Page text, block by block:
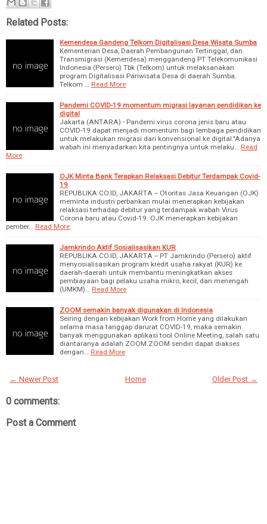
Related Posts:
Kemendesa Gandeng Telkom Digitalisasi Desa Wisata Sumba
Kementerian Desa, Daerah Pembangunan Tertinggal, dan
Transmigrasi (Kemendesa) menggandeng PT Telekomunikasi
Indonesia (Persero) Tbk (Telkom) untuk melaksanakan
program Digitalisasi Pariwisata Desa di daerah Sumba.
Telkom …
Read More
Pandemi COVID-19 momentum migrasi layanan pendidikan ke
digital
Jakarta (ANTARA) - Pandemi virus corona jenis baru atau
COVID-19 dapat menjadi momentum bagi lembaga pendidikan
untuk melakukan migrasi dari konvensional ke digital."Adanya
wabah ini menyadarkan kita pentingnya untuk melaku…
Read
More
OJK Minta Bank Terapkan Relaksasi Debitur Terdampak Covid-
19
REPUBLIKA.CO.ID, JAKARTA -- Otoritas Jasa Keuangan (OJK)
meminta industri perbankan mulai menerapkan kebijakan
relaksasi terhadap debitur yang terdampak wabah Virus
Corona baru atau Covid-19. OJK menerapkan kebijakan
pember…
Read More
Jamkrindo Aktif Sosialisasikan KUR
REPUBLIKA.CO.ID, JAKARTA -- PT Jamkrindo (Persero) aktif
menyosialisasikan program kredit usaha rakyat (KUR) ke
daerah-daerah untuk membantu meningkatkan akses
pembiayaan bagi pelaku usaha mikro, kecil, dan menengah
(UMKM)…
Read More
ZOOM semakin banyak digunakan di Indonesia
Seiring dengan kebijakan Work from Home yang dilakukan
selama masa tanggap darurat COVID-19, maka semakin
banyak menggunakan aplikasi tool Online Meeting, salah satu
diantaranya adalah ZOOM.ZOOM sendiri dapat diakses
dengan…
Read More
← Newer Post Older Post →
Home
0 comments:
Post a Comment